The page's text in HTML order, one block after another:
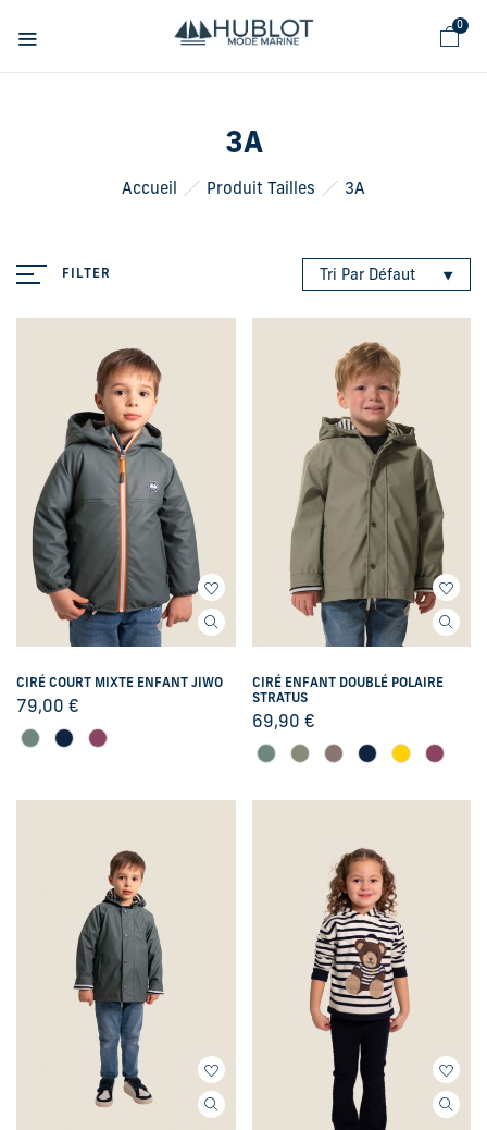
0
3A
Accueil Produit Tailles 3A
FILTER Tri Par Défaut
CIRÉ COURT MIXTE ENFANT JIWO
79,00 €
CIRÉ ENFANT DOUBLÉ POLAIRE
STRATUS
69,90 €
Panneau de gestion des cookies